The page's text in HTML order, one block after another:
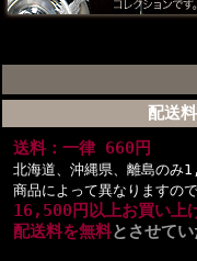
配送料
送料：一律 660円
北海道、沖縄県、離島のみ
商品によって異なりますの
16,500円以上お買い上
配送料を無料とさせて